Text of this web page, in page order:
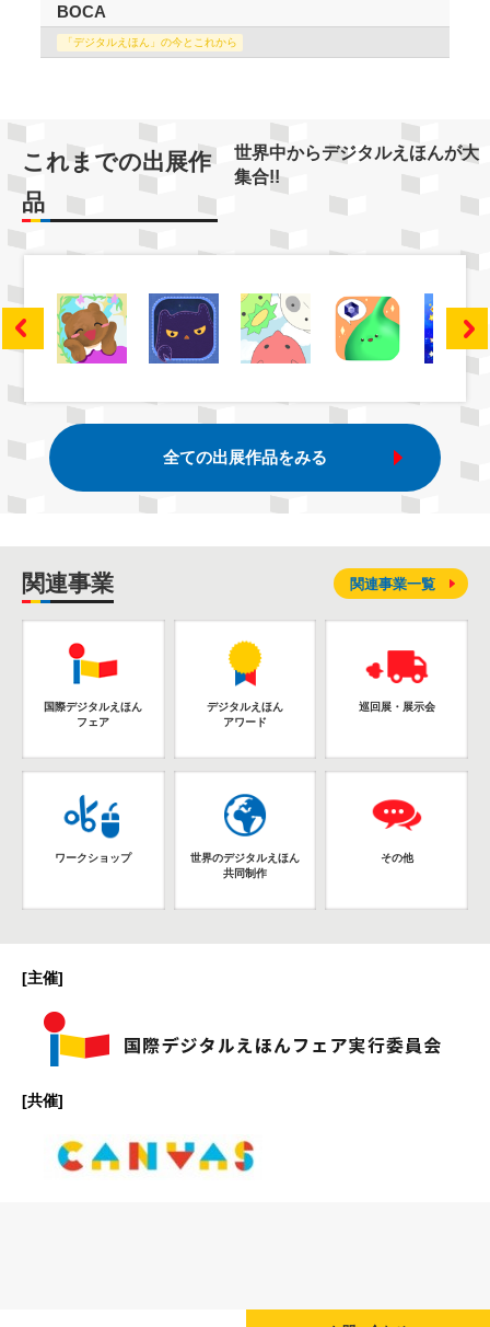
BOCA
「デジタルえほん」の今とこれから
これまでの出展作
品
世界中からデジタルえほんが大
集合!!
全ての出展作品をみる
関連事業
国際デジタルえほん
フェア
デジタルえほん
アワード
巡回展・展示会
ワークショップ
世界のデジタルえほん
共同制作
その他
関連事業一覧
[主催]
[共催]